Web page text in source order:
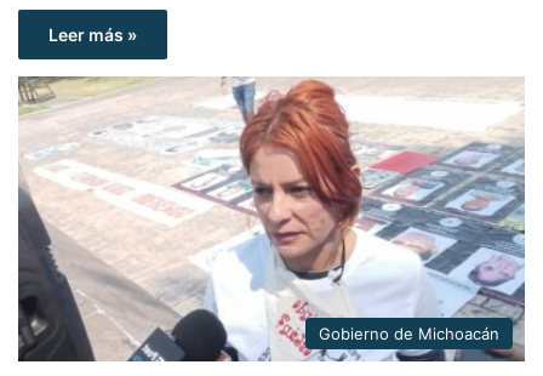
Leer más »
Gobierno de Michoacán